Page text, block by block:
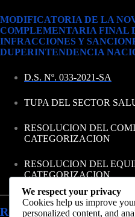
MODIFICATORIA DE LA
COMPLEMENTARIA FINAL
INFRACCIONES Y
DUPERINTENDENCIA
D.S. Nº. 033-2021-SA
TUPA DEL SECTOR
RESOLUCION DEL
CATEGORIZACION
RESOLUCION DEL
CATEGORIZACION
Requisitos
We respect your privacy
Cookies help us improve
personalized content, and